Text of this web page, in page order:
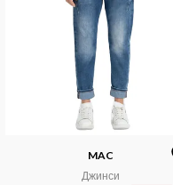
MAC
Джинси